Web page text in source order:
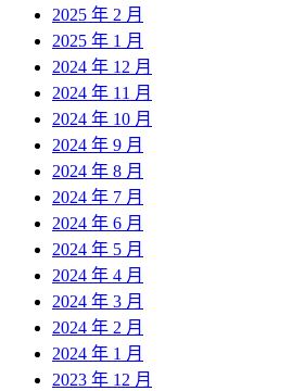
2025 年 2 月
2025 年 1 月
2024 年 12 月
2024 年 11 月
2024 年 10 月
2024 年 9 月
2024 年 8 月
2024 年 7 月
2024 年 6 月
2024 年 5 月
2024 年 4 月
2024 年 3 月
2024 年 2 月
2024 年 1 月
2023 年 12 月